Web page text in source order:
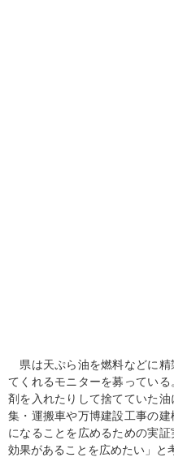
県は天ぷら油を燃料などに精
てくれるモニターを募ってい
剤を入れたりして捨てていた
集・運搬車や万博建設工事の
になることを広めるための実
効果があることを広めたい」と